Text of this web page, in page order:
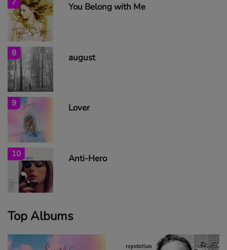
7 You Belong with Me
8 august
9 Lover
10 Anti-Hero
Top Albums